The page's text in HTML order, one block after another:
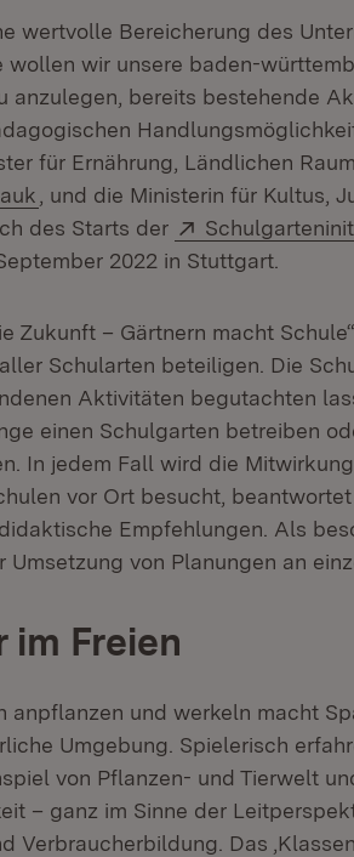
wertvolle Bereicherung des
wir unsere baden-
anzulegen, bereits bestehende
für Ernährung, Ländlichen
, und die Ministerin für Kultus,
des Starts der Extern:
2022 in Stuttgart.
Zukunft – Gärtnern macht
Schularten beteiligen. Die
Aktivitäten begutachten
einen Schulgarten betreiben
In jedem Fall wird die
vor Ort besucht,
Empfehlungen. Als
von Planungen an
im Freien
anpflanzen und werkeln macht
Umgebung. Spielerisch
von Pflanzen- und Tierwelt
– ganz im Sinne der
Verbraucherbildung. Das